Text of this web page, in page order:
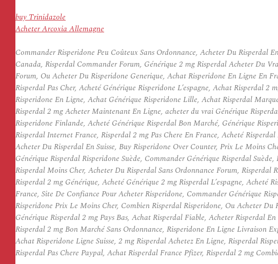
buy Trinidazole
Acheter Arcoxia Allemagne
Commander Risperidone Peu Coûteux Sans Ordonnance, Acheter Du Risperdal
Canada, Risperdal Commander Forum, Générique 2 mg Risperdal Acheter Du
Forum, Ou Acheter Du Risperidone Generique, Achat Risperidone En Ligne En
Risperdal Pas Cher, Acheté Générique Risperidone L’espagne, Achat Risperdal
Risperidone En Ligne, Achat Générique Risperidone Lille, Achat Risperdal
Risperdal 2 mg Acheter Maintenant En Ligne, acheter du vrai Générique
Risperidone Finlande, Acheté Générique Risperdal Bon Marché, Générique
Risperdal Internet France, Risperdal 2 mg Pas Chere En France, Acheté
Acheter Du Risperdal En Suisse, Buy Risperidone Over Counter, Prix Le Moins
Générique Risperdal Risperidone Suède, Commander Générique Risperdal
Risperdal Moins Cher, Acheter Du Risperdal Sans Ordonnance Forum,
Risperdal 2 mg Générique, Acheté Générique 2 mg Risperdal L’espagne,
France, Site De Confiance Pour Acheter Risperidone, Commander Générique
Risperidone Prix Le Moins Cher, Combien Risperdal Risperidone, Ou Acheter
Générique Risperdal 2 mg Pays Bas, Achat Risperdal Fiable, Acheter Risperdal
Risperdal 2 mg Bon Marché Sans Ordonnance, Risperidone En Ligne Livraison
Achat Risperidone Ligne Suisse, 2 mg Risperdal Achetez En Ligne, Risperdal
Risperdal Pas Chere Paypal, Achat Risperdal France Pfizer, Risperdal 2 mg